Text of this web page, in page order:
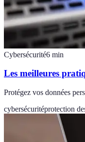
Cybersécurité6 min
Les meilleures
Protégez vos données
cybersécuritéprotection